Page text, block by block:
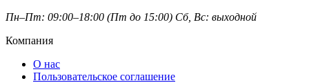
Пн–Пт: 09:00–18:00 (Пт до 15:00) Сб, Вс: выходной
Компания
О нас
Пользовательское соглашение